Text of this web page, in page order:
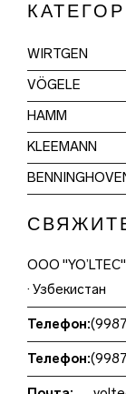
WIRTGEN
VÖGELE
HAMM
KLEEMANN
ООО
· Узбекистан
Телефон:
Телефон: